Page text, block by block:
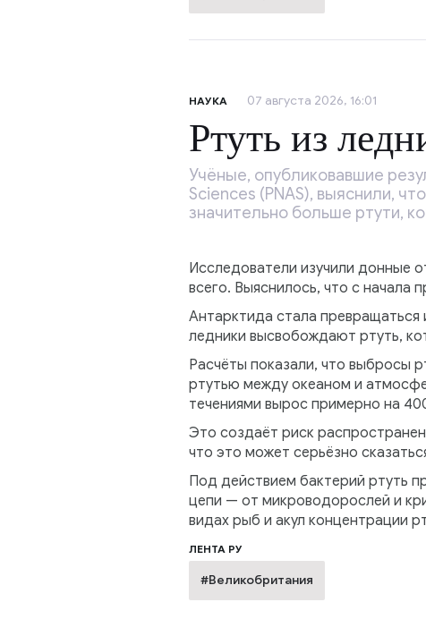
НАУКА 07 августа 2026, 16:01
Ртуть из
Учёные, опубликовавшие
Sciences (PNAS), выяснили,
значительно больше ртути,
Исследователи изучили донные
всего. Выяснилось, что с начала
Антарктида стала превращаться
ледники высвобождают ртуть,
Расчёты показали, что выбросы
ртутью между океаном и
течениями вырос примерно на
Это создаёт риск
что это может серьёзно
Под действием бактерий ртуть
цепи — от микроводорослей и
видах рыб и акул концентрации
ЛЕНТА РУ
#Великобритания